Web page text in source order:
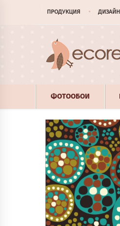
ПРОДУКЦИЯ ДИЗАЙН
ФОТООБОИ